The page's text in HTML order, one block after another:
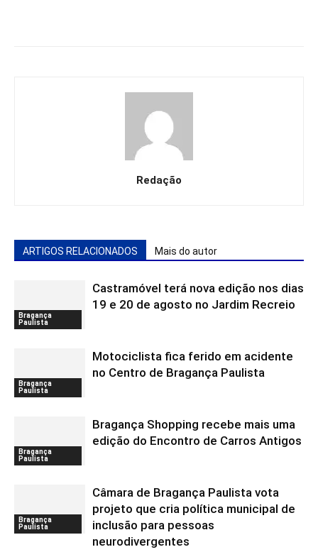
Redação
ARTIGOS RELACIONADOS Mais do autor
Bragança
Paulista
Castramóvel terá nova edição nos dias
19 e 20 de agosto no Jardim Recreio
Bragança
Paulista
Motociclista fica ferido em acidente
no Centro de Bragança Paulista
Bragança
Paulista
Bragança Shopping recebe mais uma
edição do Encontro de Carros Antigos
Bragança
Paulista
Câmara de Bragança Paulista vota
projeto que cria política municipal de
inclusão para pessoas
neurodivergentes